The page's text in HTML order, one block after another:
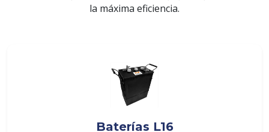
ENVIAR
la máxima eficiencia.
Baterías L16